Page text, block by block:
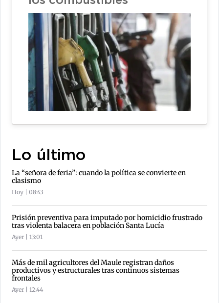
Lo último
La “señora de feria”: cuando la política se convierte en
clasismo
Hoy | 08:43
Prisión preventiva para imputado por homicidio frustrado
tras violenta balacera en población Santa Lucía
Ayer | 13:01
Más de mil agricultores del Maule registran daños
productivos y estructurales tras continuos sistemas
frontales
Ayer | 12:44